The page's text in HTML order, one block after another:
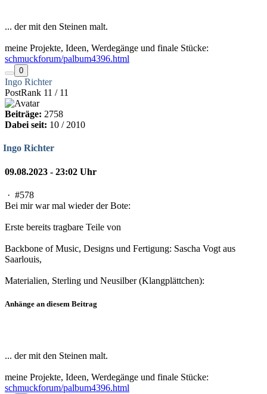
... der mit den Steinen malt.
meine Projekte, Ideen, Werdegänge und finale Stücke:
schmuckforum/palbum4396.html
0
Ingo Richter
PostRank 11 / 11
Beiträge: 2758
Dabei seit: 10 / 2010
Ingo Richter
09.08.2023 - 23:02 Uhr
· #578
Bei mir war mal wieder der Bote:
Erste bereits tragbare Teile von
Backbone of Music, Designs und Fertigung: Sascha Vogt aus
Saarlouis,
Materialien, Sterling und Neusilber (Klangplättchen):
Anhänge an diesem Beitrag
... der mit den Steinen malt.
meine Projekte, Ideen, Werdegänge und finale Stücke:
schmuckforum/palbum4396.html